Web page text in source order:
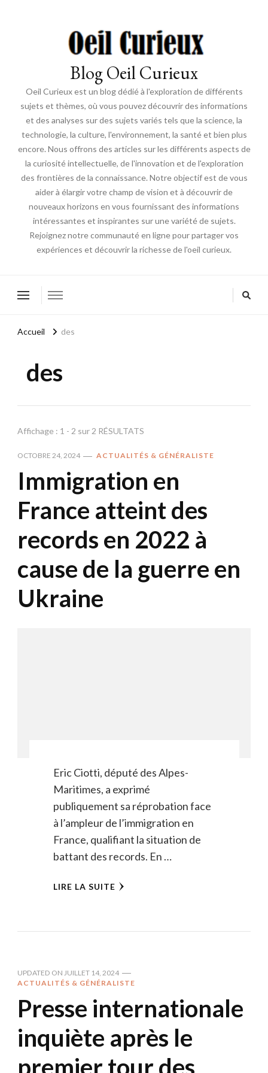
Blog Oeil Curieux
Oeil Curieux est un blog dédié à l'exploration de différents
sujets et thèmes, où vous pouvez découvrir des informations
et des analyses sur des sujets variés tels que la science, la
technologie, la culture, l'environnement, la santé et bien plus
encore. Nous offrons des articles sur les différents aspects de
la curiosité intellectuelle, de l'innovation et de l'exploration
des frontières de la connaissance. Notre objectif est de vous
aider à élargir votre champ de vision et à découvrir de
nouveaux horizons en vous fournissant des informations
intéressantes et inspirantes sur une variété de sujets.
Rejoignez notre communauté en ligne pour partager vos
expériences et découvrir la richesse de l'oeil curieux.
Accueil des
des
Affichage : 1 - 2 sur 2 RÉSULTATS
OCTOBRE 24, 2024 ACTUALITÉS & GÉNÉRALISTE
Immigration en
France atteint des
records en 2022 à
cause de la guerre en
Ukraine
Eric Ciotti, député des Alpes-
Maritimes, a exprimé
publiquement sa réprobation face
à l’ampleur de l’immigration en
France, qualifiant la situation de
battant des records. En …
LIRE LA SUITE
UPDATED ON JUILLET 14, 2024
ACTUALITÉS & GÉNÉRALISTE
Presse internationale
inquiète après le
premier tour des